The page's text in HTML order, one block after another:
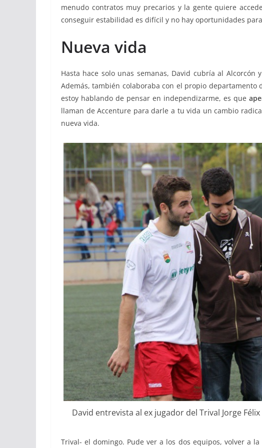
menudo contratos muy precarios y la gente quiere
conseguir estabilidad es difícil y no hay oportunidades
Nueva vida
Hasta hace solo unas semanas, David cubría al Alcorcón
Además, también colaboraba con el propio
estoy hablando de pensar en independizarme, es que
llaman de Accenture para darle a tu vida un cambio
nueva vida.
David entrevista al ex jugador del Trival Jorge
Trival- el domingo. Pude ver a los dos equipos, volver a